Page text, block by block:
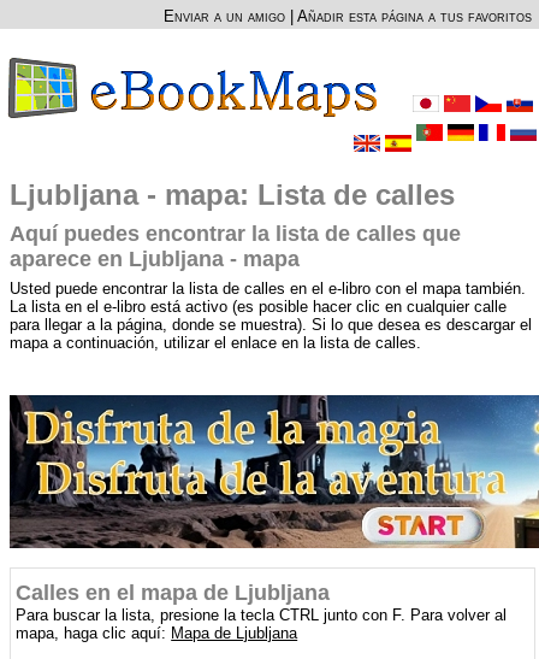
Enviar a un amigo Añadir esta página a tus favoritos
Ljubljana - mapa: Lista de calles
Aquí puedes encontrar la lista de calles que
aparece en Ljubljana - mapa
Usted puede encontrar la lista de calles en el e-libro con el mapa también.
La lista en el e-libro está activo (es posible hacer clic en cualquier calle
para llegar a la página, donde se muestra). Si lo que desea es descargar el
mapa a continuación, utilizar el enlace en la lista de calles.
Calles en el mapa de Ljubljana
Para buscar la lista, presione la tecla CTRL junto con F. Para volver al
mapa, haga clic aquí: Mapa de Ljubljana